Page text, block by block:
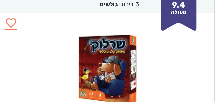
9.4
מעולה
3 דירוגי גולשים